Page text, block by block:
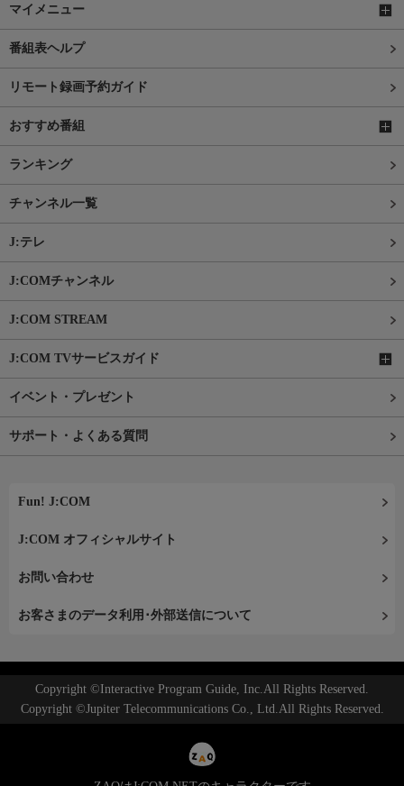
マイメニュー
番組表ヘルプ
リモート録画予約ガイド
おすすめ番組
ランキング
チャンネル一覧
J:テレ
J:COMチャンネル
J:COM STREAM
J:COM TVサービスガイド
イベント・プレゼント
サポート・よくある質問
Fun! J:COM
J:COM オフィシャルサイト
お問い合わせ
お客さまのデータ利用･外部送信について
Copyright ©Interactive Program Guide, Inc.All Rights Reserved.
Copyright ©Jupiter Telecommunications Co., Ltd.All Rights Reserved.